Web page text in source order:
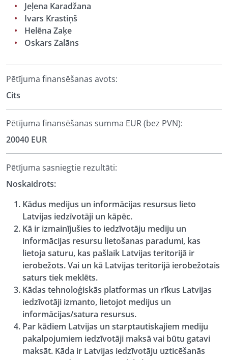
Jeļena Karadžana
Ivars Krastiņš
Helēna Zaķe
Oskars Zalāns
Pētījuma finansēšanas avots:
Cits
Pētījuma finansēšanas summa EUR (bez PVN):
20040 EUR
Pētījuma sasniegtie rezultāti:
Noskaidrots:
Kādus medijus un informācijas resursus lieto
Latvijas iedzīvotāji un kāpēc.
Kā ir izmainījušies to iedzīvotāju mediju un
informācijas resursu lietošanas paradumi, kas
lietoja saturu, kas pašlaik Latvijas teritorijā ir
ierobežots. Vai un kā Latvijas teritorijā ierobežotais
saturs tiek meklēts.
Kādas tehnoloģiskās platformas un rīkus Latvijas
iedzīvotāji izmanto, lietojot medijus un
informācijas/satura resursus.
Par kādiem Latvijas un starptautiskajiem mediju
pakalpojumiem iedzīvotāji maksā vai būtu gatavi
maksāt. Kāda ir Latvijas iedzīvotāju uzticēšanās